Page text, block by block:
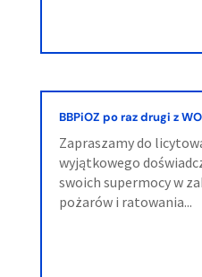
BBPiOZ po raz drugi z
Zapraszamy do
wyjątkowego
swoich supermocy w
pożarów i ratowania...